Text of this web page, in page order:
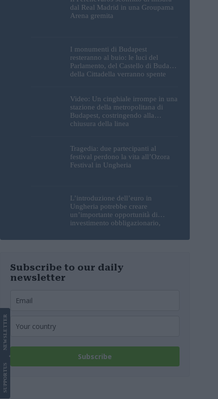
dal Real Madrid in una Groupama
Arena gremita
I monumenti di Budapest
resteranno al buio: le luci del
Parlamento, del Castello di Buda e
della Cittadella verranno spente
Video: Un cinghiale irrompe in una
stazione della metropolitana di
Budapest, costringendo alla
chiusura della linea
Tragedia: due partecipanti al
festival perdono la vita all’Ozora
Festival in Ungheria
L’introduzione dell’euro in
Ungheria potrebbe creare
un’importante opportunità di
investimento obbligazionario,
Subscribe to our daily
newsletter
Subscribe
SUPPORT
US
NEWS
LETTER